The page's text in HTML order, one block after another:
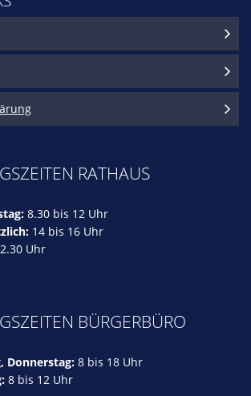
RATHAUS
8.30 bis 12 Uhr
14 bis 16 Uhr
Uhr
BÜRGERBÜRO
Donnerstag: 8 bis 18 Uhr
8 bis 12 Uhr